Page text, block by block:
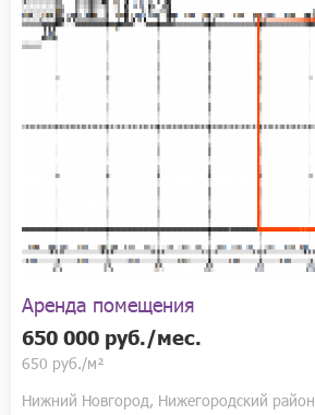
Аренда помещения
650 000 руб./мес.
650 руб./м²
Нижний Новгород, Нижегородский район